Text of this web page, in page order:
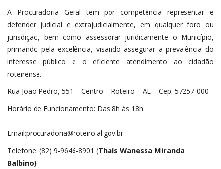
A Procuradoria Geral tem por competência representar e
defender judicial e extrajudicialmente, em qualquer foro ou
jurisdição, bem como assessorar juridicamente o Município,
primando pela excelência, visando assegurar a prevalência do
interesse público e o eficiente atendimento ao cidadão
roteirense.
Rua João Pedro, 551 – Centro – Roteiro – AL – Cep: 57257-000
Horário de Funcionamento: Das 8h às 18h
Email:procuradoria@roteiro.al.gov.br
Telefone: (82) 9-9646-8901 (Thaís Wanessa Miranda
Balbino)